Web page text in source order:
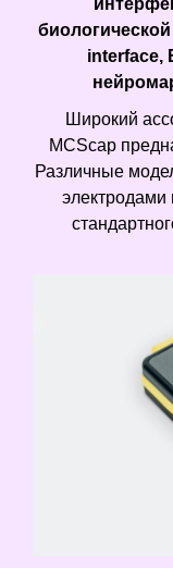
interface,
Широкий
MCScap
Различные
электродами